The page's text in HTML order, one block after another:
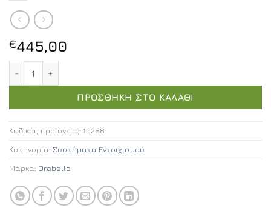
€445,00
ΠΡΟΣΘΉΚΗ ΣΤΟ ΚΑΛΆΘΙ
Κωδικός προϊόντος: 10288
Κατηγορία: Συστήματα Εντοιχισμού
Μάρκα: Orabella